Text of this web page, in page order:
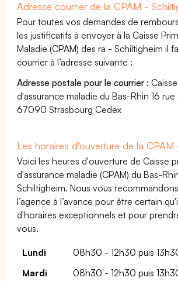
Adresse courrier de la CPAM -
Pour toutes vos demandes de
les justificatifs à envoyer à la Caisse
Maladie (CPAM) des ra - Schiltigheim il
courrier à l’adresse suivante :
Adresse postale pour le courrier :
d'assurance maladie du Bas-Rhin 16 rue
67090 Strasbourg Cedex
Les horaires d'ouverture de la CPAM
Voici les heures d'ouverture de Caisse
d'assurance maladie (CPAM) du Bas-
Schiltigheim. Nous vous
l’agence à l’avance pour être certain
d'horaires exceptionnels et pour
vous.
Lundi
08h30 - 12h30 puis
Mardi
08h30 - 12h30 puis